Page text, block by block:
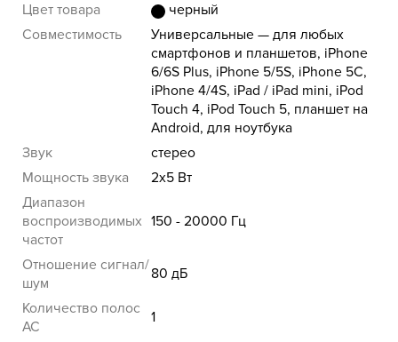
Цвет товара
черный
Совместимость
Универсальные — для любых
смартфонов и планшетов, iPhone
6/6S Plus, iPhone 5/5S, iPhone 5C,
iPhone 4/4S, iPad / iPad mini, iPod
Touch 4, iPod Touch 5, планшет на
Android, для ноутбука
Звук
стерео
Мощность звука
2x5 Вт
Диапазон
воспроизводимых
частот
150 - 20000 Гц
Отношение сигнал/
шум
80 дБ
Количество полос
AC
1